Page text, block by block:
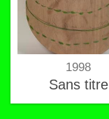
1998
Sans titre